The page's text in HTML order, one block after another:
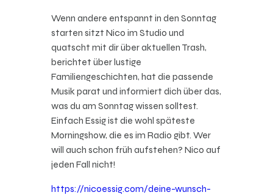
Wenn andere entspannt in den Sonntag
starten sitzt Nico im Studio und
quatscht mit dir über aktuellen Trash,
berichtet über lustige
Familiengeschichten, hat die passende
Musik parat und informiert dich über das,
was du am Sonntag wissen solltest.
Einfach Essig ist die wohl späteste
Morningshow, die es im Radio gibt. Wer
will auch schon früh aufstehen? Nico auf
jeden Fall nicht!
https://nicoessig.com/deine-wunsch-